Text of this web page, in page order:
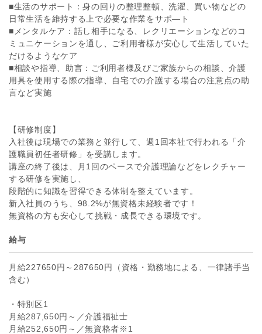
■生活のサポート：身の回りの整理整頓、洗濯、買い物などの
日常生活を維持する上で必要な作業をサポ―ト
■メンタルケア：話し相手になる、レクリエーションなどのコ
ミュニケーションを通し、ご利用者様が安心して生活していた
だけるようなケア
■相談や指導、助言：ご利用者様及びご家族からの相談、介護
用具を使用する際の指導、自宅での介護する場合の注意点の助
言など実施
【研修制度】
入社後は現場での業務と並行して、週1回本社で行われる「介
護職員初任者研修」を受講します。
講座の終了後は、月1回のペースで介護理論などをレクチャー
する研修を実施し、
段階的に知識を習得できる体制を整えています。
新入社員のうち、98.2%が無資格未経験者です！
無資格の方も安心して挑戦・成長できる環境です。
給与
月給227650円～287650円（資格・勤務地による、一律諸手当
含む）
・特別区1
月給287,650円～／介護福祉士
月給252,650円～／無資格者※1